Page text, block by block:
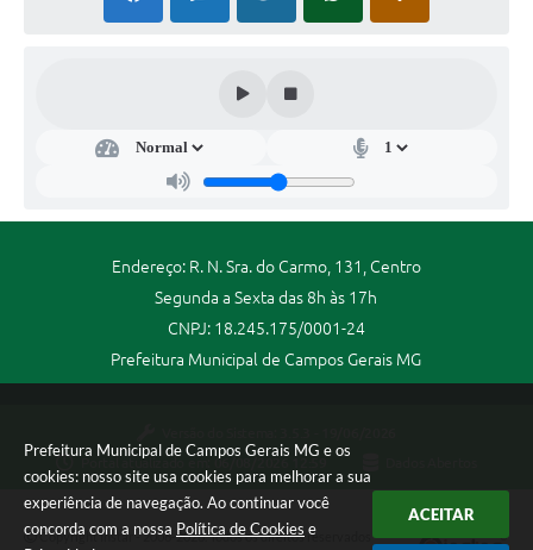
Prefeitura Municipal de Campos Gerais MG e os
cookies: nosso site usa cookies para melhorar a sua
experiência de navegação. Ao continuar você
concorda com a nossa Política de Cookies e
ACEITAR
Endereço: R. N. Sra. do Carmo, 131, Centro
Segunda a Sexta das 8h às 17h
CNPJ: 18.245.175/0001-24
Prefeitura Municipal de Campos Gerais MG
Portal atualizado em:
06/08/2026 12:59
Copyright Instar - 2006-2026. Todos os direitos reservados -